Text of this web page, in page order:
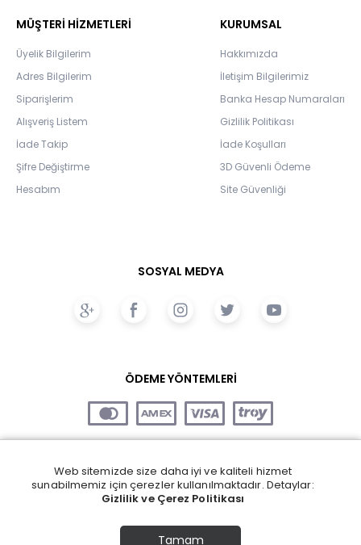
MÜŞTERİ HİZMETLERİ
Üyelik Bilgilerim
Adres Bilgilerim
Siparişlerim
Alışveriş Listem
İade Takip
Şifre Değiştirme
Hesabım
KURUMSAL
Hakkımızda
İletişim Bilgilerimiz
Banka Hesap Numaraları
Gizlilik Politikası
İade Koşulları
3D Güvenli Ödeme
Site Güvenliği
SOSYAL MEDYA
ÖDEME YÖNTEMLERİ
Web sitemizde size daha iyi ve kaliteli hizmet
sunabilmemiz için çerezler kullanılmaktadır. Detaylar:
Gizlilik ve Çerez Politikası
Tamam